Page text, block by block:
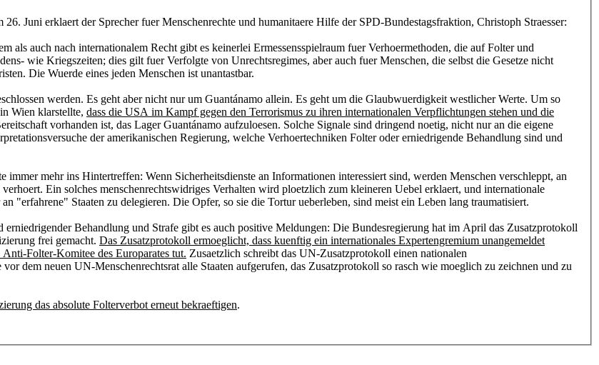
Juni erklaert der Sprecher fuer Menschenrechte und humanitaere Hilfe der SPD-Bundestagsfraktion, Christoph Straesser:
als auch nach internationalem Recht gibt es keinerlei Ermessensspielraum fuer Verhoermethoden, die auf Folter und
wie Kriegszeiten; dies gilt fuer Verfolgte von Unrechtsregimes, aber auch fuer Menschen, die selbst die Gesetze nicht
Die Wuerde eines jeden Menschen ist unantastbar.
werden. Es geht aber nicht nur um Guantánamo allein. Es geht um die Glaubwuerdigkeit westlicher Werte. Um so
Wien klarstellte, dass die USA im Kampf gegen den Terrorismus zu ihren internationalen Verpflichtungen stehen und die
vorhanden ist, das Lager Guantánamo aufzuloesen. Solche Signale sind dringend noetig, nicht nur an die eigene
der amerikanischen Regierung, welche Verhoertechniken Folter oder erniedrigende Behandlung sind und
mehr ins Hintertreffen: Wenn Sicherheitsdienste an Informationen interessiert sind, werden Menschen verschleppt, an
Ein solches menschenrechtswidriges Verhalten wird ploetzlich zum kleineren Uebel erklaert, und internationale
"erfahrene" Staaten zu delegieren. Die Opfer, so sie die Tortur ueberleben, sind meist ein Leben lang traumatisiert.
Behandlung und Strafe gibt es auch positive Meldungen: Die Bundesregierung hat im April das Zusatzprotokoll
frei gemacht. Das Zusatzprotokoll ermoeglicht, dass kuenftig ein internationales Expertengremium unangemeldet
Folter-Komitee des Europarates tut. Zusaetzlich schreibt das UN-Zusatzprotokoll einen nationalen
dem neuen UN-Menschenrechtsrat alle Staaten aufgerufen, das Zusatzprotokoll so rasch wie moeglich zu zeichnen und zu
das absolute Folterverbot erneut bekraeftigen.